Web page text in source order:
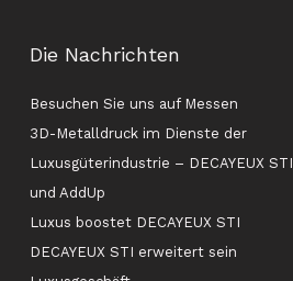
Die Nachrichten
Besuchen Sie uns auf Messen
3D-Metalldruck im Dienste der
Luxusgüterindustrie – DECAYEUX STI
und AddUp
Luxus boostet DECAYEUX STI
DECAYEUX STI erweitert sein